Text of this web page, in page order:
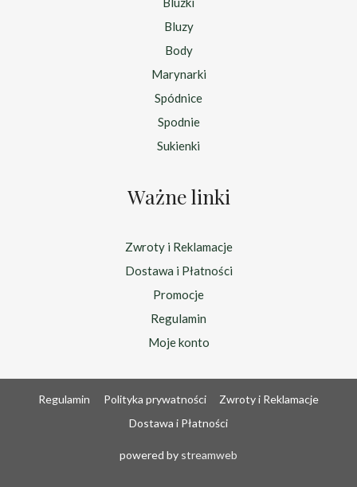
Bluzy
Body
Marynarki
Spódnice
Spodnie
Sukienki
Ważne linki
Zwroty i Reklamacje
Dostawa i Płatności
Promocje
Regulamin
Moje konto
Regulamin Polityka prywatności
Zwroty i Reklamacje
Dostawa i Płatności
powered by streamweb